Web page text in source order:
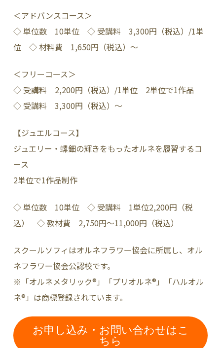
＜アドバンスコース＞
◇ 単位数 10単位 ◇ 受講料 3,300円（税込）/1単
位 ◇ 材料費 1,650円（税込）～
＜フリーコース＞
◇ 受講料 2,200円（税込）/1単位 2単位で1作品
◇ 受講料 3,300円（税込）～
【ジュエルコース】
ジュエリー・螺鈿の輝きをもったオルネを履習するコ
ース
2単位で1作品制作
◇ 単位数 10単位 ◇ 受講料 1単位2,200円（税
込） ◇ 教材費 2,750円～11,000円（税込）
スクールソフィはオルネフラワー協会に所属し、オル
ネフラワー協会公認校です。
※「オルネメタリック®︎」「プリオルネ®︎」「ハルオル
ネ®︎」は商標登録されています。
お申し込み・お問い合わせはこ
ちら